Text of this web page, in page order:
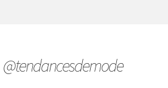
@tendancesdemode